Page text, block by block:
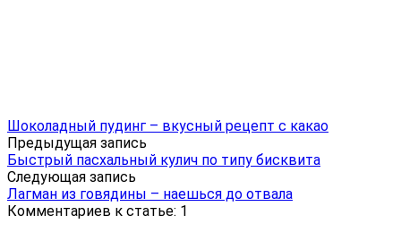
Шоколадный пудинг – вкусный рецепт с какао
Предыдущая запись
Быстрый пасхальный кулич по типу бисквита
Следующая запись
Лагман из говядины – наешься до отвала
Комментариев к статье: 1